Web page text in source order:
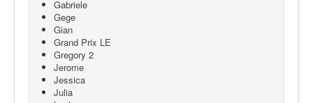
Gabriele
Gege
Gian
Grand Prix LE
Gregory 2
Jerome
Jessica
Julia